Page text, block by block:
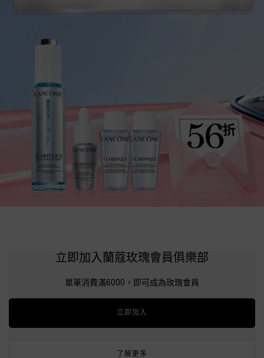
立即加入蘭蔻玫瑰會員俱樂部
單筆消費滿6000，即可成為玫瑰會員
立即加入
了解更多